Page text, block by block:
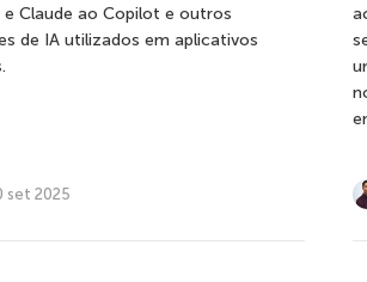
e Claude ao Copilot e outros
de IA utilizados em aplicativos
set 2025